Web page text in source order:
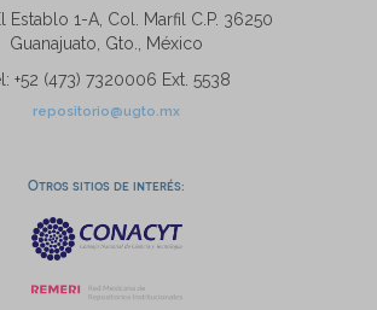
Establo 1-A, Col. Marfil C.P. 36250
Guanajuato, Gto., México
+52 (473) 7320006 Ext. 5538
repositorio@ugto.mx
Otros sitios de interés: